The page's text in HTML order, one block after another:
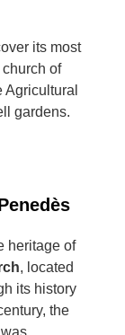
its most
of
gardens.
heritage of
, located
its history
the